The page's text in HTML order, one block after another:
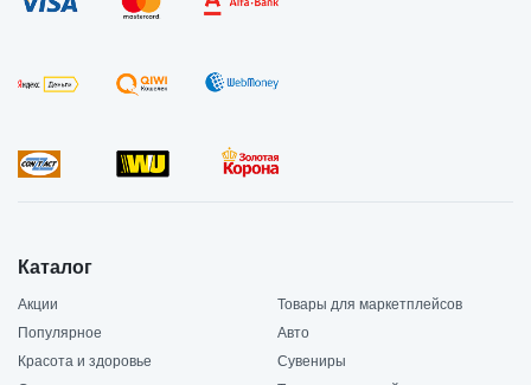
Каталог
Акции
Товары для маркетплейсов
Популярное
Авто
Красота и здоровье
Сувениры